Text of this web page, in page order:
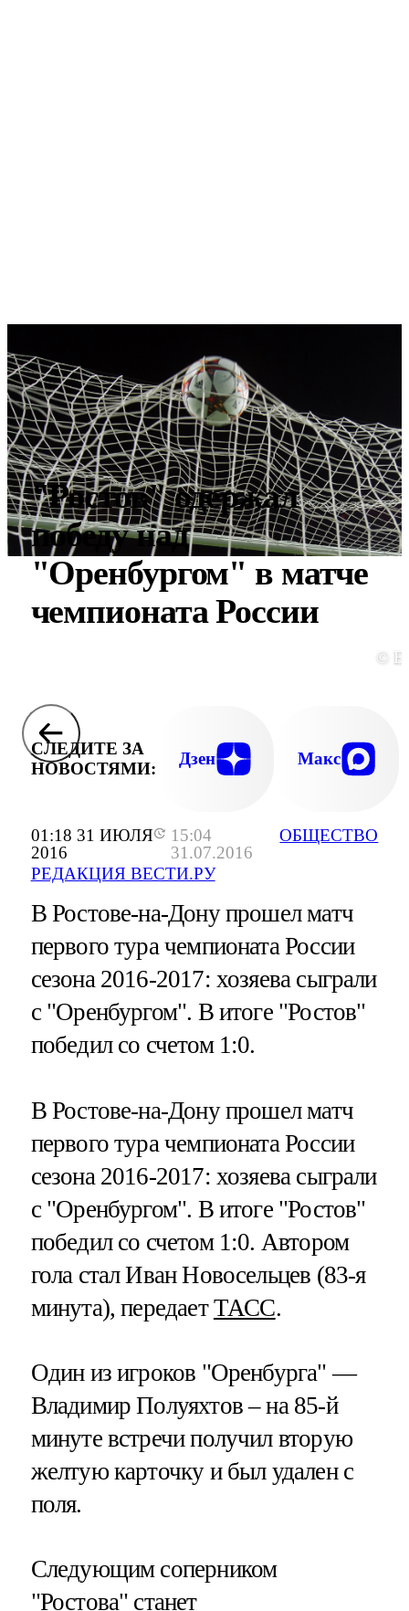
01:18 31 ИЮЛЯ
2016
15:04
31.07.2016
РЕДАКЦИЯ ВЕСТИ.РУ
ОБЩЕСТВО
"Ростов" одержал
победу над
"Оренбургом" в матче
чемпионата России
©
СЛЕДИТЕ ЗА
НОВОСТЯМИ:
Дзен Макс
В Ростове-на-Дону прошел матч
первого тура чемпионата России
сезона 2016-2017: хозяева сыграли
с "Оренбургом". В итоге "Ростов"
победил со счетом 1:0.
В Ростове-на-Дону прошел матч
первого тура чемпионата России
сезона 2016-2017: хозяева сыграли
с "Оренбургом". В итоге "Ростов"
победил со счетом 1:0. Автором
гола стал Иван Новосельцев (83-я
минута), передаетТАСС.
Один из игроков "Оренбурга" —
Владимир Полуяхтов – на 85-й
минуте встречи получил вторую
желтую карточку и был удален с
поля.
Следующим соперником
"Ростова" станет